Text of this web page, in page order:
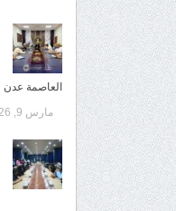
العاصمة عدن
مارس 9, 2026